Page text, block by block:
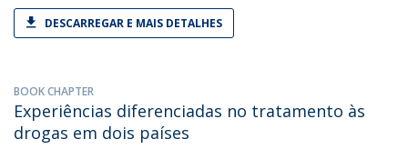
DESCARREGAR E MAIS DETALHES
BOOK CHAPTER
Experiências diferenciadas no tratamento às
drogas em dois países